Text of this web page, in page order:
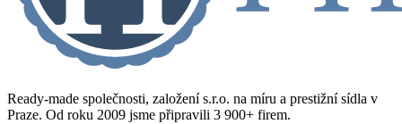
Ready-made společnosti, založení s.r.o. na míru a prestižní sídla v
Praze. Od roku 2009 jsme připravili 3 900+ firem.